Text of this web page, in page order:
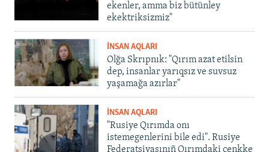
ekenler, amma biz bütünley
ekektriksizmiz"
İNSAN AQLARI
Olğa Skrıpnık: "Qırım azat etilsin
dep, insanlar yarıqsız ve suvsuz
yaşamağa azırlar"
İNSAN AQLARI
"Rusiye Qırımda onı
istemegenlerini bile edi". Rusiye
Federatsiyasınıñ Qırımdaki cenkke